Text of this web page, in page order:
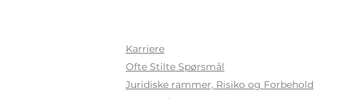
Karriere
Ofte Stilte Spørsmål
Juridiske rammer, Risiko og Forbehold